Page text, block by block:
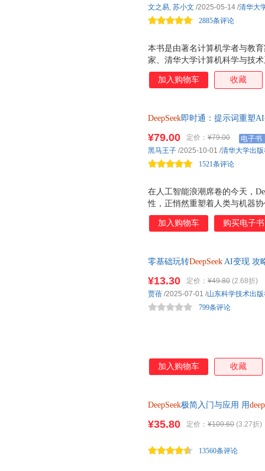
本书是由著名计算机学者与教
家、清华大学计算机科学与技
图书。本书有以下特色，（1）
容，最大化释放了DeepSeek
容，为个人和企业提供了 开箱
1000 小时实测验证与精心打磨
每个追求效率、拥抱人工智能
2885条评论
文之易, 苏小文 /2025-05-14 /清华大
加入购物车 收藏
DeepSeek即时通：提示词重塑
器，助您一通百通。
在人工智能浪潮席卷的今天，
性，正悄然重塑着人类与机器
一生二，二生三，三生万物 的
术、器 四个层面创造性地构建
术 的（技巧）层面，有 六套变
¥79.00 定价： ¥79.00 电子书
1521条评论
黑马王子 /2025-10-01 /清华大学出
加入购物车 购买电子书
零基础玩转DeepSeek AI变现 攻
¥13.30 定价： ¥49.80 (2.68折)
799条评论
贾蓓 /2025-07-01 /山东科学技术出
加入购物车 收藏
DeepSeek极简入门与应用 用
¥35.80 定价： ¥109.60 (3.27折)
13560条评论